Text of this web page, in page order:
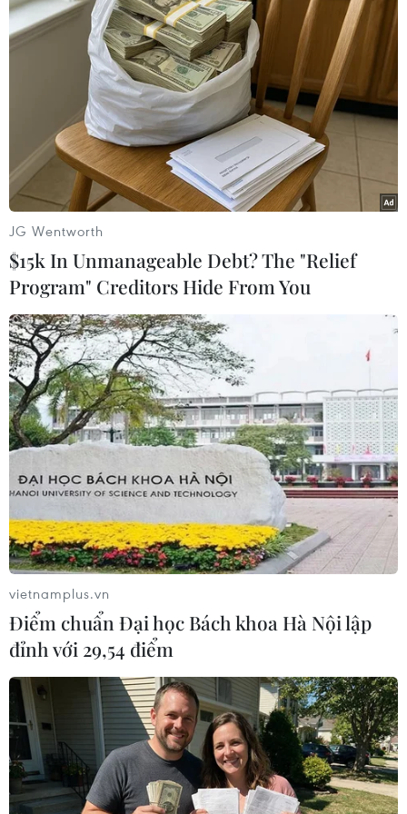
Trong bối cảnh không quốc gia nào có thể đơn độc
chống khủng bố, cũng như hoạt động khủng bố của
những nhóm như IS cho thấy việc hợp tác giữa các
nước là vô cùng cần thiết.
Europol cảnh báo IS âm mưu tấn công
quy mô lớn ở châu Âu
25/01/2016 14:34
Cơ quan Cảnh sát châu Âu (Europol) ngày 25/1 cảnh
báo tổ chức Nhà nước Hồi giáo (IS) tự xưng có thể tiến
hành hàng loạt vụ tấn công quy mô lớn ở châu Âu.
JG Wentworth
$15k In Unmanageable Debt? The "Relief
Program" Creditors Hide From You
vietnamplus.vn
Điểm chuẩn Đại học Bách khoa Hà Nội lập
đỉnh với 29,54 điểm